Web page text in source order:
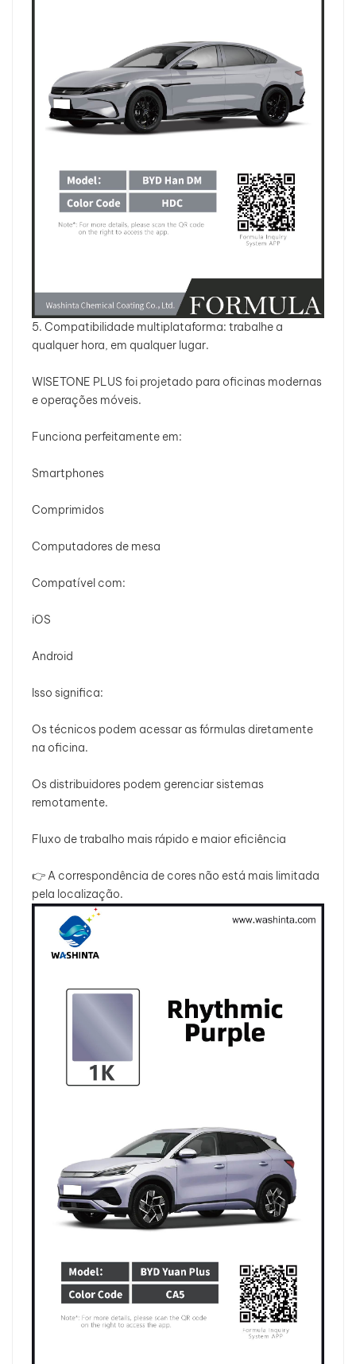
5. Compatibilidade multiplataforma: trabalhe a
qualquer hora, em qualquer lugar.
WISETONE PLUS foi projetado para oficinas modernas
e operações móveis.
Funciona perfeitamente em:
Smartphones
Comprimidos
Computadores de mesa
Compatível com:
iOS
Android
Isso significa:
Os técnicos podem acessar as fórmulas diretamente
na oficina.
Os distribuidores podem gerenciar sistemas
remotamente.
Fluxo de trabalho mais rápido e maior eficiência
👉 A correspondência de cores não está mais limitada
pela localização.